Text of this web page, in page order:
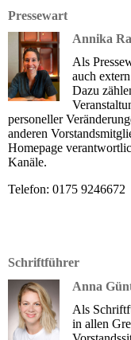
Pressewart
Annika
Als
auch
Dazu
personeller
anderen
Homepage
Kanäle.
Telefon: 0175 9246672
Schriftführer
Anna
Als
in allen